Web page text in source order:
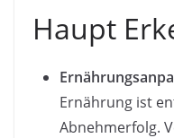
Haupt
Ernährung ist
Abnehmerfolg.